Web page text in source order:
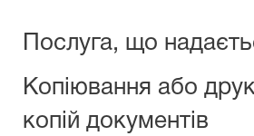
Послуга, що
Копіювання або
копій документів